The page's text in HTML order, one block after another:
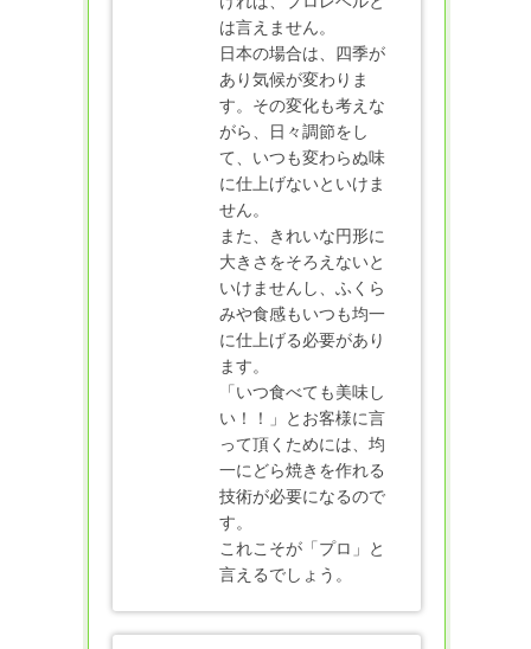
は言えません。
日本の場合は、四季が
あり気候が変わりま
す。その変化も考えな
がら、日々調節をし
て、いつも変わらぬ味
に仕上げないといけま
せん。
また、きれいな円形に
大きさをそろえないと
いけませんし、ふくら
みや食感もいつも均一
に仕上げる必要があり
ます。
「いつ食べても美味し
い！！」とお客様に言
って頂くためには、均
一にどら焼きを作れる
技術が必要になるので
す。
これこそが「プロ」と
言えるでしょう。